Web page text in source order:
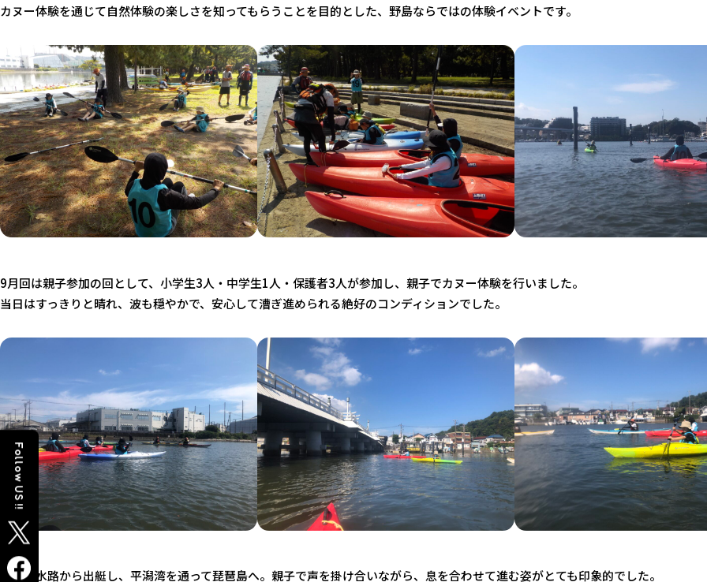
カヌー体験を通じて自然体験の楽しさを知ってもらうことを目的とした、野島ならではの体験イベントです。
9月回は親子参加の回として、小学生3人・中学生1人・保護者3人が参加し、親子でカヌー体験を行いました。
当日はすっきりと晴れ、波も穏やかで、安心して漕ぎ進められる絶好のコンディションでした。
野島の水路から出艇し、平潟湾を通って琵琶島へ。親子で声を掛け合いながら、息を合わせて進む姿がとても印象的でした。
Follow US !!